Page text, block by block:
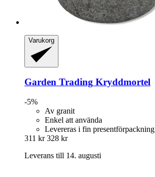
Varukorg
Garden Trading Kryddmortel
-5%
Av granit
Enkel att använda
Levereras i fin presentförpackning
311 kr 328 kr
Leverans till 14. augusti